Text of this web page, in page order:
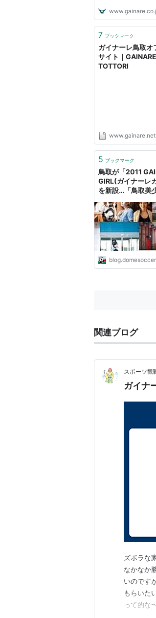
7 ブックマーク
ガイナーレ鳥取オ
サイト｜GAINARE
TOTTORI
www.gainare.net
5 ブックマーク
鳥取が「2011
GIRL(ガイナーレ
を新設…「鳥取美
関連ブログ
スポーツ観
ズボラな
なかなか
いのです
もらいた
って的な